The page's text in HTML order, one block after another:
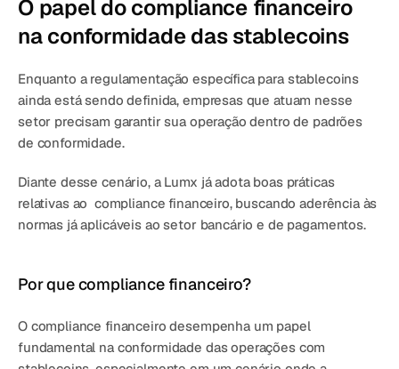
O papel do compliance financeiro
na conformidade das stablecoins
Enquanto a regulamentação específica para stablecoins
ainda está sendo definida, empresas que atuam nesse
setor precisam garantir sua operação dentro de padrões
de conformidade.
Diante desse cenário, a Lumx já adota boas práticas
relativas ao  compliance financeiro, buscando aderência às
normas já aplicáveis ao setor bancário e de pagamentos.
Por que compliance financeiro?
O compliance financeiro desempenha um papel
fundamental na conformidade das operações com